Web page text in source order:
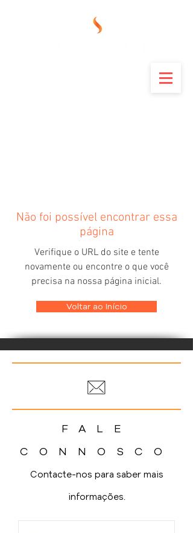
Não foi possível encontrar essa
página
Verifique o URL do site e tente
novamente ou encontre o que você
precisa na nossa página inicial.
Voltar ao Início
FALE
CONNOSCO
Contacte-nos para saber mais
informações.